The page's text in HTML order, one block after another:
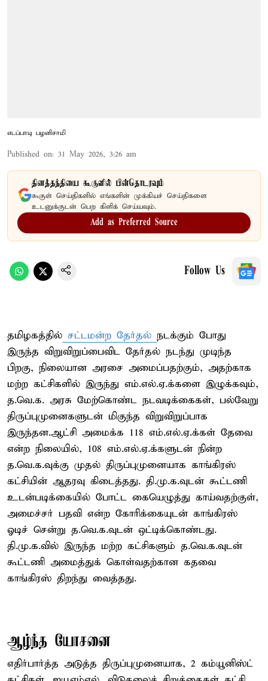
எடப்பாடி பழனிசாமி
Published on: 31 May 2026, 3:26 am
தினத்தந்தியை கூகுளில் பின்தொடரவும்
கூகுள் செய்திகளில் எங்களின் முக்கியச் செய்திகளை
உடனுக்குடன் பெற கிளிக் செய்யவும்.
Add as Preferred Source
Follow Us
தமிழகத்தில் சட்டமன்ற தேர்தல் நடக்கும் போது
இருந்த விறுவிறுப்பைவிட தேர்தல் நடந்து முடிந்த
பிறகு, நிலையான அரசை அமைப்பதற்கும், அதற்காக
மற்ற கட்சிகளில் இருந்து எம்.எல்.ஏ.க்களை இழுக்கவும்,
த.வெ.க. அரசு மேற்கொண்ட நடவடிக்கைகள், பல்வேறு
திருப்புமுனைகளுடன் மிகுந்த விறுவிறுப்பாக
இருந்தன.ஆட்சி அமைக்க 118 எம்.எல்.ஏ.க்கள் தேவை
என்ற நிலையில், 108 எம்.எல்.ஏ.க்களுடன் நின்ற
த.வெ.க.வுக்கு முதல் திருப்புமுனையாக காங்கிரஸ்
கட்சியின் ஆதரவு கிடைத்தது. தி.மு.க.வுடன் கூட்டணி
உடன்படிக்கையில் போட்ட கையெழுத்து காய்வதற்குள்,
அமைச்சர் பதவி என்ற கோரிக்கையுடன் காங்கிரஸ்
ஓடிச் சென்று த.வெ.க.வுடன் ஒட்டிக்கொண்டது.
தி.மு.க.வில் இருந்த மற்ற கட்சிகளும் த.வெ.க.வுடன்
கூட்டணி அமைத்துக் கொள்வதற்கான கதவை
காங்கிரஸ் திறந்து வைத்தது.
ஆழ்ந்த யோசனை
எதிர்பார்த்த அடுத்த திருப்புமுனையாக, 2 கம்யூனிஸ்ட்